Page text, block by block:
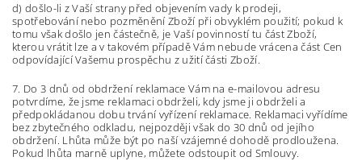
d) došlo-li z Vaší strany před objevením vady k prodeji,
spotřebování nebo pozměnění Zboží při obvyklém použití; pokud k
tomu však došlo jen částečně, je Vaší povinností tu část Zboží,
kterou vrátit lze a v takovém případě Vám nebude vrácena část Cen
odpovídající Vašemu prospěchu z užití části Zboží.
7. Do 3 dnů od obdržení reklamace Vám na e-mailovou adresu
potvrdíme, že jsme reklamaci obdrželi, kdy jsme ji obdrželi a
předpokládanou dobu trvání vyřízení reklamace. Reklamaci vyřídíme
bez zbytečného odkladu, nejpozději však do 30 dnů od jejího
obdržení. Lhůta může být po naší vzájemné dohodě prodloužena.
Pokud lhůta marně uplyne, můžete odstoupit od Smlouvy.